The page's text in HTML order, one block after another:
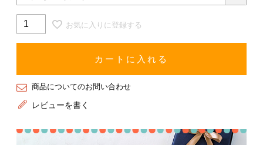
お気に入りに登録する
カートに入れる
商品についてのお問い合わせ
レビューを書く